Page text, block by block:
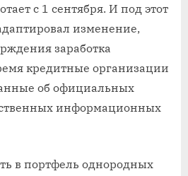
с 1 сентября. И под этот
изменение,
заработка
кредитные организации
об официальных
информационных
в портфель однородных